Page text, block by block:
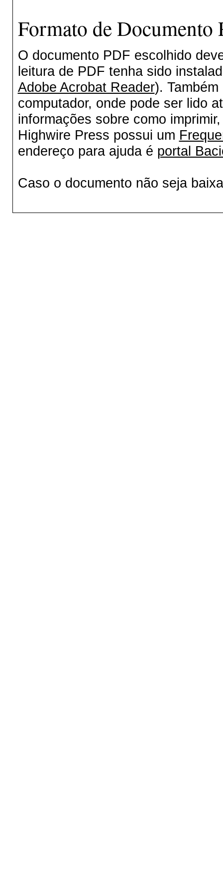
Formato de
O documento PDF escolhido
leitura de PDF tenha sido
Adobe Acrobat Reader).
computador, onde pode ser lido
informações sobre como
Highwire Press possui um
endereço para ajuda é portal
Caso o documento não seja